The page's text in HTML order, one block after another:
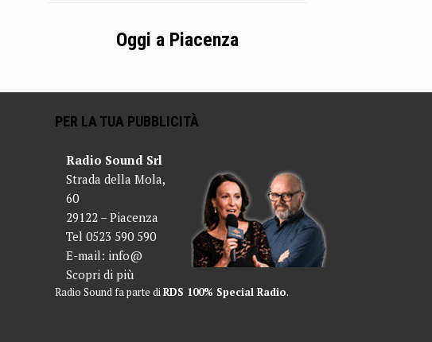
Oggi a Piacenza
PER LA TUA PUBBLICITÀ
Radio Sound Srl
Strada della Mola,
60
29122 – Piacenza
Tel 0523 590 590
E-mail: info@
Scopri di più
Radio Sound fa parte diRDS 100% Special Radio.